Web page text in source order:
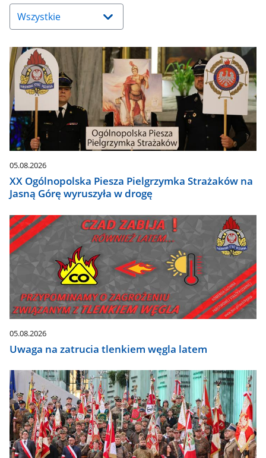
Naciśnij
strzałkę
w
dół,
aby
wybrać
odpowiednią
pozycję.
Dane
zaktualizują
się
automatycznie.
05.08.2026
XX Ogólnopolska Piesza Pielgrzymka Strażaków na
Jasną Górę wyruszyła w drogę
05.08.2026
Uwaga na zatrucia tlenkiem węgla latem